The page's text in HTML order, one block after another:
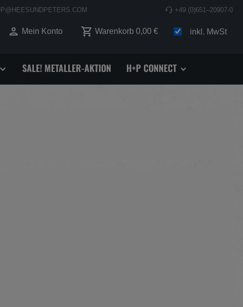
+49 (0)651–20907-0
hast 0 Produkte auf dem Merkzettel
Mein Konto Warenkorb 0,00 € inkl. MwSt
SALE! METALLER-AKTION H+P CONNECT